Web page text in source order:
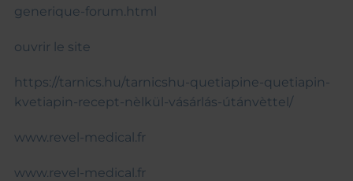
generique-forum.html
ouvrir le site
https://tarnics.hu/tarnicshu-quetiapine-quetiapin-
kvetiapin-recept-nèlkül-vásárlás-útánvèttel/
www.revel-medical.fr
www.revel-medical.fr